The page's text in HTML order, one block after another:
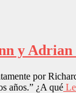
y
por
años.” ¿A qué